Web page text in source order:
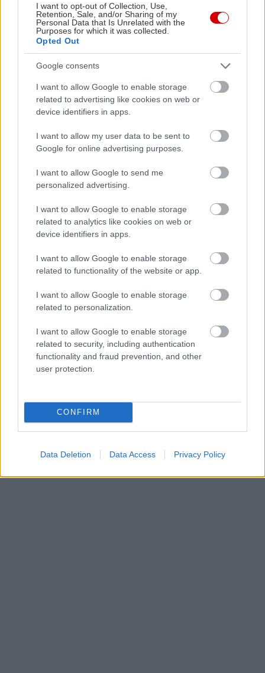
I want to opt-out of Collection, Use,
Retention, Sale, and/or Sharing of my
Personal Data that Is Unrelated with the
Purposes for which it was collected.
Opted Out
Google consents
I want to allow Google to enable storage
related to advertising like cookies on web or
device identifiers in apps.
I want to allow my user data to be sent to
Google for online advertising purposes.
I want to allow Google to send me
personalized advertising.
I want to allow Google to enable storage
related to analytics like cookies on web or
device identifiers in apps.
I want to allow Google to enable storage
related to functionality of the website or app.
I want to allow Google to enable storage
related to personalization.
I want to allow Google to enable storage
related to security, including authentication
functionality and fraud prevention, and other
user protection.
CONFIRM
Data Deletion Data Access Privacy Policy
PODCASTS
«Εγώ είμαι η ανάπηρη, αυτοί είναι οι μ***ες» –
Η Maria Rolls χωρίς φίλτρο
Περδίκι